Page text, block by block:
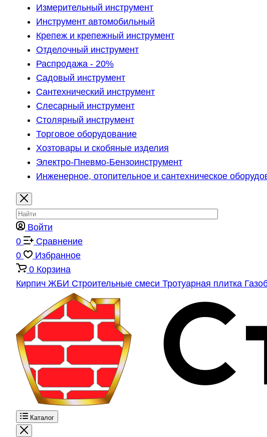
Измерительный инструмент
Инструмент автомобильный
Крепеж и крепежный инструмент
Отделочный инструмент
Распродажа - 20%
Садовый инструмент
Сантехнический инструмент
Слесарный инструмент
Столярный инструмент
Торговое оборудование
Хозтовары и скобяные изделия
Электро-Пневмо-Бензоинструмент
Инженерное, отопительное и сантехническое
Войти
0
Сравнение
0
Избранное
0 Корзина
Кирпич ЖБИ Строительные смеси Тротуарная плитка
Каталог